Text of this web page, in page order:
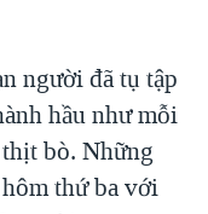
người đã tụ tập
hầu như mỗi
bò. Những
thứ ba với